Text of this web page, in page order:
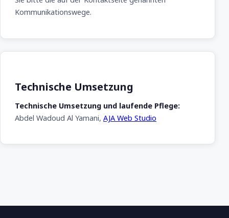
Kommunikationswege.
Technische Umsetzung
Technische Umsetzung und laufende Pflege:
Abdel Wadoud Al Yamani, AJA Web Studio